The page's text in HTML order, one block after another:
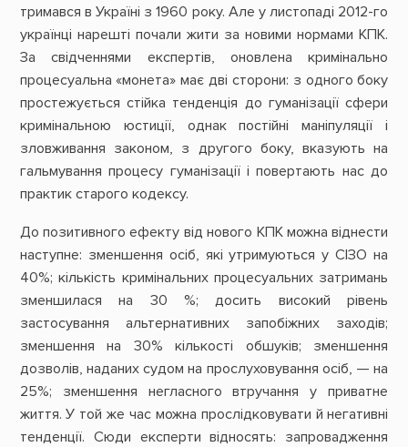
тримався в Україні з 1960 року. Але у листопаді 2012-го
українці нарешті почали жити за новими нормами КПК.
За свідченнями експертів, оновлена кримінально
процесуальна «монета» має дві сторони: з одного боку
простежується стійка тенденція до гуманізації сфери
кримінальною юстиції, однак постійні маніпуляції і
зловживання законом, з другого боку, вказують на
гальмування процесу гуманізації і повертають нас до
практик старого кодексу.
До позитивного ефекту від нового КПК можна віднести
наступне: зменшення осіб, які утримуються у СІЗО на
40%; кількість кримінальних процесуальних затримань
зменшилася на 30 %; досить високий рівень
застосування альтернативних запобіжних заходів;
зменшення на 30% кількості обшуків; зменшення
дозволів, наданих судом на прослуховування осіб, — на
25%; зменшення негласного втручання у приватне
життя. У той же час можна прослідковувати й негативні
тенденції. Сюди експерти відносять: запровадження